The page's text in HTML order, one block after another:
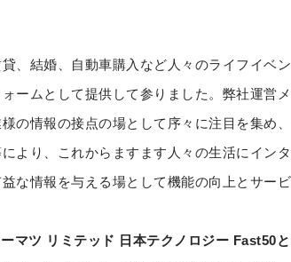
、結婚、自動車購入など人々のライフイベ
ームとして提供して参りました。弊社運営
の情報の接点の場として序々に注目を集め
より、これからますます人々の生活にイン
な情報を与える場として機能の向上とサー
マツ リミテッド 日本テクノロジー Fast50